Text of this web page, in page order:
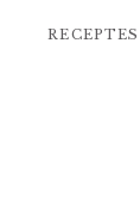
RECEPTES